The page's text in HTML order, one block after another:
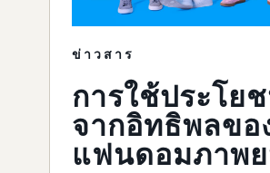
ข่าวสาร
การใช้ประโย
จากอิทธิพลขอ
แฟนดอมภาพ